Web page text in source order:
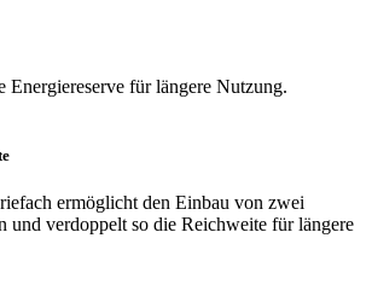
Energiereserve für längere Nutzung.
ermöglicht den Einbau von zwei
und verdoppelt so die Reichweite für längere